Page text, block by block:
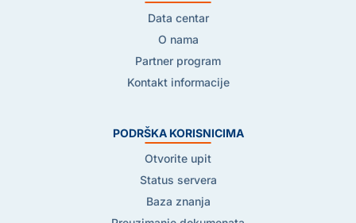
Data centar
O nama
Partner program
Kontakt informacije
PODRŠKA KORISNICIMA
Otvorite upit
Status servera
Baza znanja